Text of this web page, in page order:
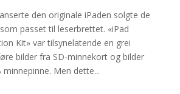
den originale iPaden solgte de
passet til leserbrettet. «iPad
Kit» var tilsynelatende en grei
bilder fra SD-minnekort og bilder
minnepinne. Men dette...